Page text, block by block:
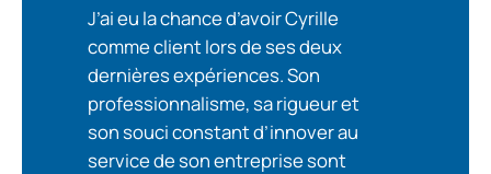
J’ai eu la chance d’avoir Cyrille
comme client lors de ses deux
dernières expériences. Son
professionnalisme, sa rigueur et
son souci constant d’innover au
service de son entreprise sont